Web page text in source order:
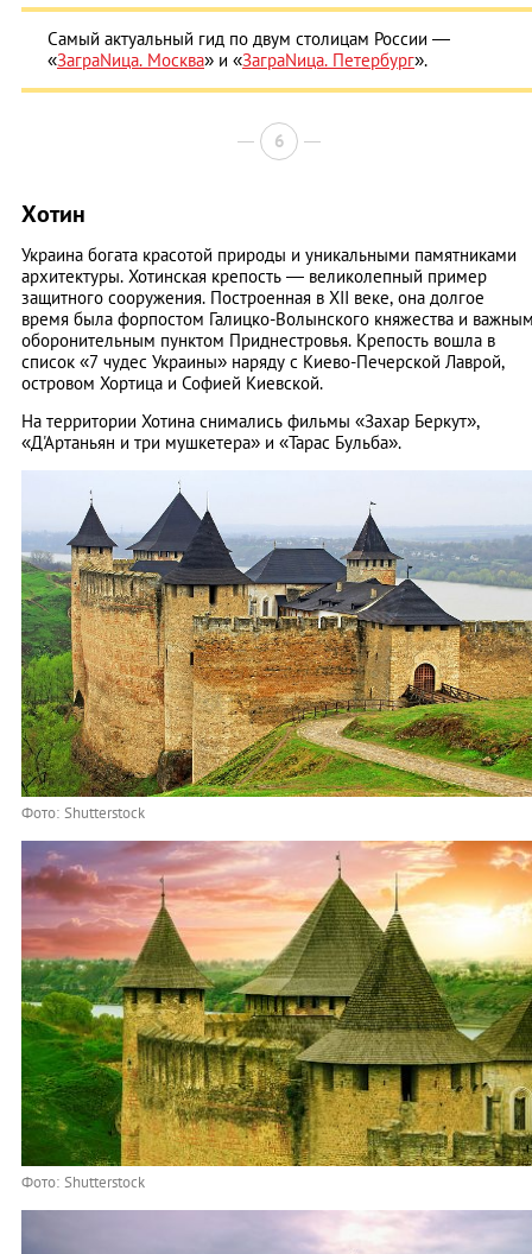
Самый актуальный гид по двум столицам России —
«ЗаграNица. Москва» и «ЗаграNица. Петербург».
6
Хотин
Украина богата красотой природы и уникальными памятниками
архитектуры. Хотинская крепость — великолепный пример
защитного сооружения. Построенная в XII веке, она долгое
время была форпостом Галицко-Волынского княжества и
оборонительным пунктом Приднестровья. Крепость вошла в
список «7 чудес Украины» наряду с Киево-Печерской Лаврой,
островом Хортица и Софией Киевской.
На территории Хотина снимались фильмы «Захар Беркут»,
«Д'Артаньян и три мушкетера» и «Тарас Бульба».
Фото: Shutterstock
Фото: Shutterstock